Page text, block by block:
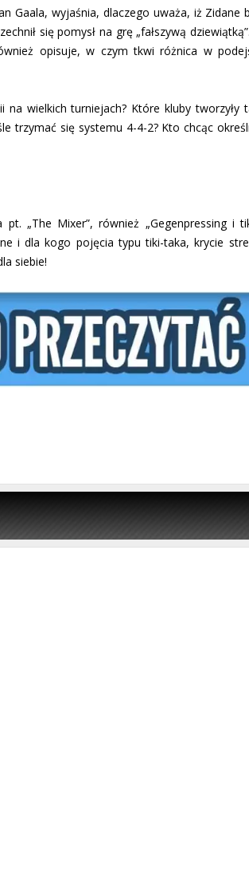
Gaala, wyjaśnia, dlaczego uważa, iż Zidane
się pomysł na grę „fałszywą
opisuje, w czym tkwi różnica w
wielkich turniejach? Które kluby tworzyły
trzymać się systemu 4-4-2? Kto chcąc
„The Mixer”, również „Gegenpressing i
i dla kogo pojęcia typu tiki-taka, krycie
siebie!